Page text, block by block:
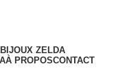
BIJOUX ZELDA
À PROPOSCONTACT